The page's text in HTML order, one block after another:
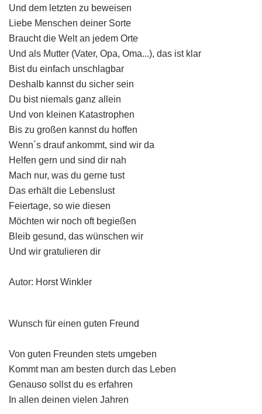
Und dem letzten zu beweisen
Liebe Menschen deiner Sorte
Braucht die Welt an jedem Orte
Und als Mutter (Vater, Opa, Oma...), das ist klar
Bist du einfach unschlagbar
Deshalb kannst du sicher sein
Du bist niemals ganz allein
Und von kleinen Katastrophen
Bis zu großen kannst du hoffen
Wenn´s drauf ankommt, sind wir da
Helfen gern und sind dir nah
Mach nur, was du gerne tust
Das erhält die Lebenslust
Feiertage, so wie diesen
Möchten wir noch oft begießen
Bleib gesund, das wünschen wir
Und wir gratulieren dir
Autor: Horst Winkler
Wunsch für einen guten Freund
Von guten Freunden stets umgeben
Kommt man am besten durch das Leben
Genauso sollst du es erfahren
In allen deinen vielen Jahren